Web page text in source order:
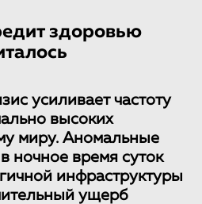
здоровью
усиливает частоту
высоких
миру. Аномальные
ночное время суток
инфраструктуры
ущерб